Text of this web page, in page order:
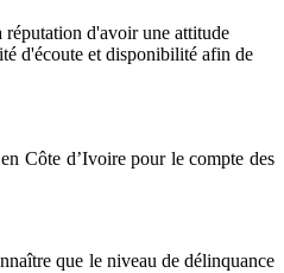
réputation d'avoir une attitude
d'écoute et disponibilité afin de
Côte d’Ivoire pour le compte des
que le niveau de délinquance